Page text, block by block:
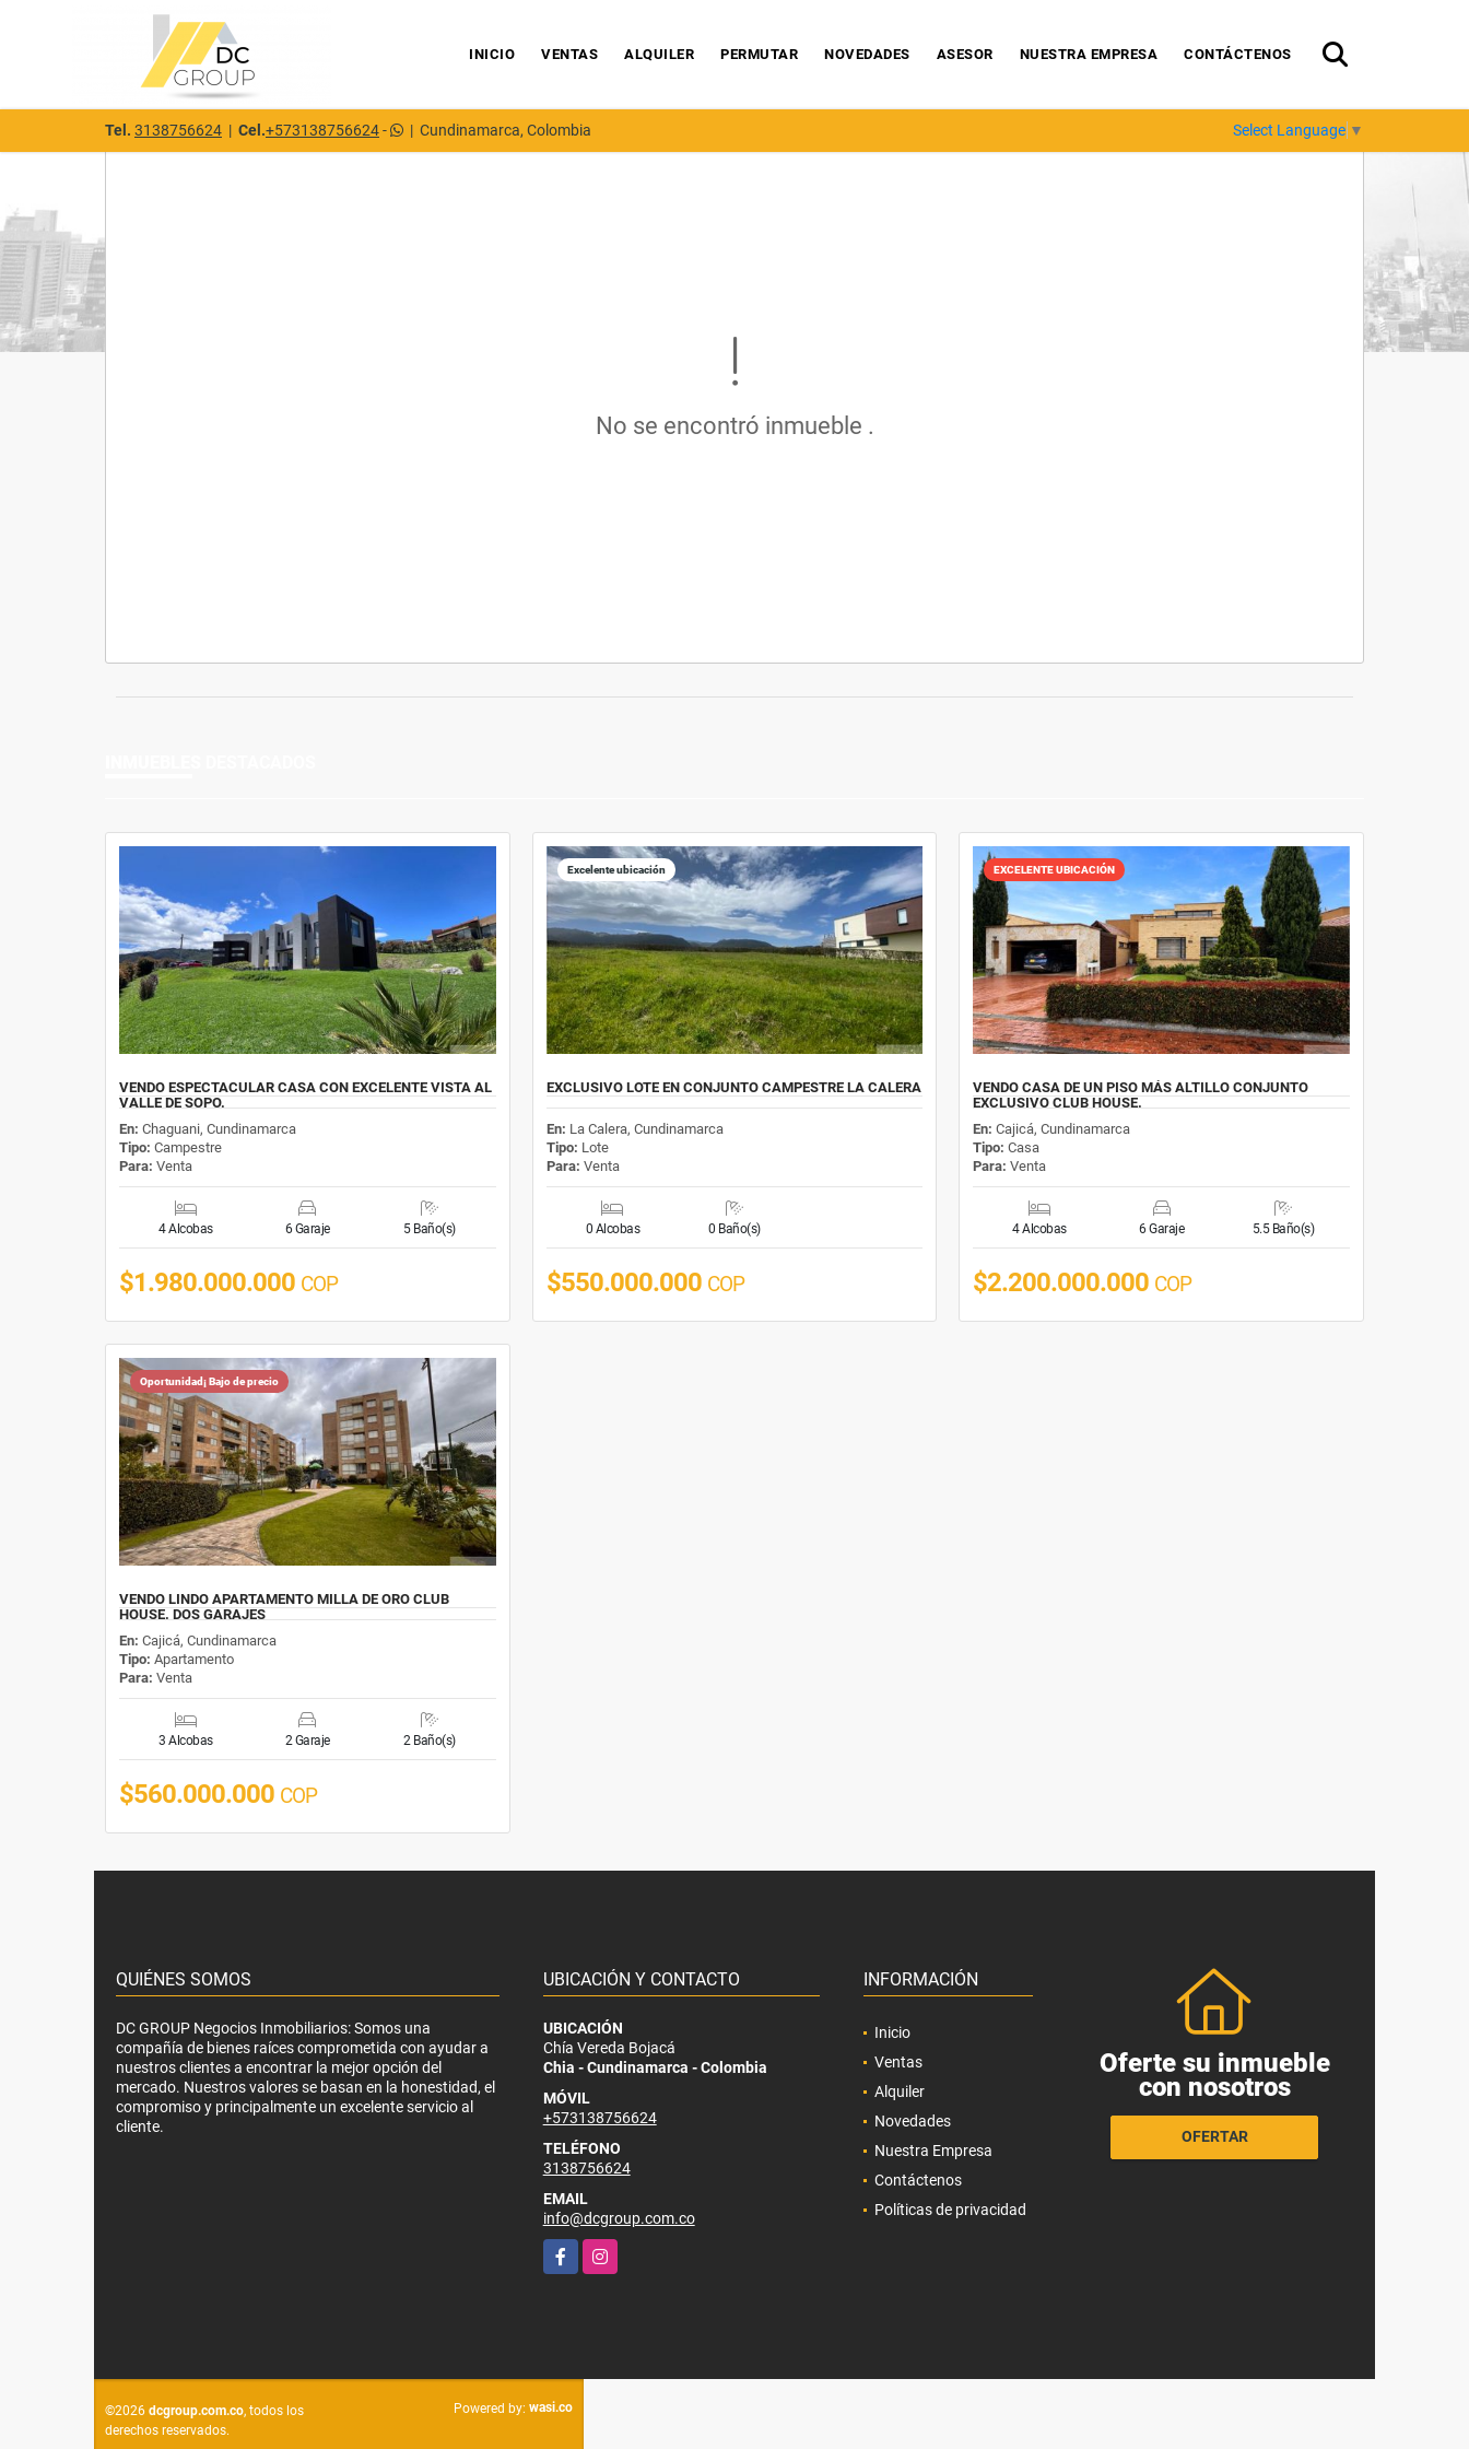
INICIO VENTAS ALQUILER PERMUTAR NOVEDADES ASESOR NUESTRA EMPRESA CONTÁCTENOS
Tel. 3138756624 | Cel.+573138756624- | Cundinamarca, Colombia Select Language ▼
No se encontró inmueble .
VENDO ESPECTACULAR CASA CON EXCELENTE VISTA AL
VALLE DE SOPO.
En: Chaguani, Cundinamarca
Tipo: Campestre
Para: Venta
4 Alcobas 6 Garaje 5 Baño(s)
$1.980.000.000 COP
Excelente ubicación
EXCLUSIVO LOTE EN CONJUNTO CAMPESTRE LA CALERA
En: La Calera, Cundinamarca
Tipo: Lote
Para: Venta
0 Alcobas 0 Baño(s)
$550.000.000 COP
EXCELENTE UBICACIÓN
VENDO CASA DE UN PISO MÁS ALTILLO CONJUNTO
EXCLUSIVO CLUB HOUSE.
En:Cajicá, Cundinamarca
Tipo: Casa
Para: Venta
4 Alcobas 6 Garaje 5.5 Baño(s)
$2.200.000.000 COP
Oportunidad¡ Bajo de precio
VENDO LINDO APARTAMENTO MILLA DE ORO CLUB
HOUSE. DOS GARAJES
En: Cajicá, Cundinamarca
Tipo: Apartamento
Para: Venta
3 Alcobas 2 Garaje 2 Baño(s)
$560.000.000 COP
QUIÉNES SOMOS
DC GROUP Negocios Inmobiliarios: Somos una
compañía de bienes raíces comprometida con ayudar a
nuestros clientes a encontrar la mejor opción del
mercado. Nuestros valores se basan en la honestidad, el
compromiso y principalmente un excelente servicio al
cliente.
UBICACIÓN Y CONTACTO
UBICACIÓN
Chía Vereda Bojacá
Chia - Cundinamarca - Colombia
MÓVIL
+573138756624
TELÉFONO
3138756624
EMAIL
info@dcgroup.com.co
FacebookInstagram
INFORMACIÓN
Inicio
Ventas
Alquiler
Novedades
Nuestra Empresa
Contáctenos
Políticas de privacidad
Oferte su inmueble
con nosotros
OFERTAR
©2026 dcgroup.com.co, todos los
derechos reservados.
Powered by: wasi.co